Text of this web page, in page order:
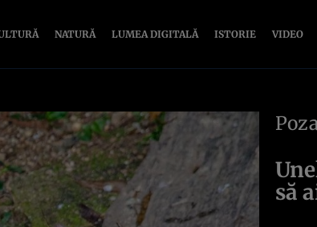
NATURĂ LUMEA DIGITALĂ ISTORIE VIDEO
să